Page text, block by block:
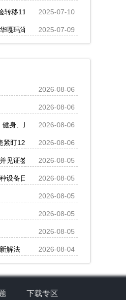
转移11178人、零伤亡
2025-07-10
玛泽登出席重庆·西藏工作座谈会
2025-07-09
2026-08-06
2026-08-06
身、康养、科普六大系列主题活动
2026-08-06
盯12个重点领域打好安全生产“保卫战”
2026-08-06
见证签约 2026-08-05
设备日常检查2026-08-05
2026-08-05
2026-08-05
2026-08-05
解法 2026-08-04
下载专区